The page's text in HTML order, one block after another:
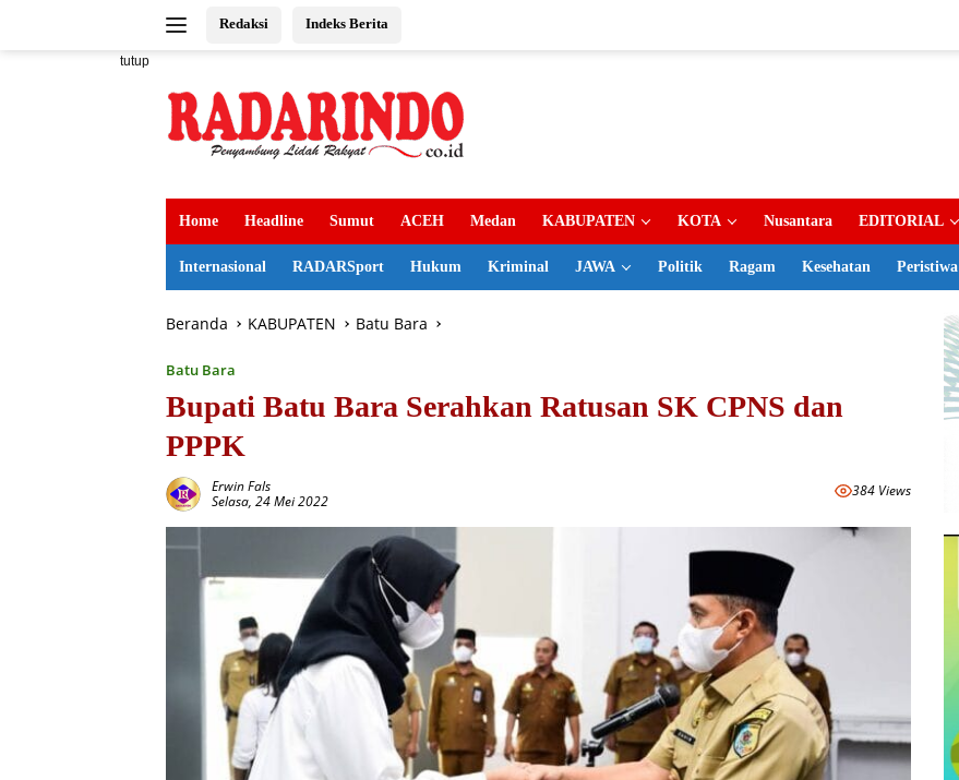
Redaksi Indeks Berita
tutup
Home Headline Sumut ACEH Medan KABUPATEN KOTA Nusantara EDITORIAL
Internasional RADARSport Hukum Kriminal JAWA Politik Ragam Kesehatan Peristiwa
Beranda KABUPATEN Batu Bara
Batu Bara
Bupati Batu Bara Serahkan Ratusan SK CPNS dan
PPPK
Erwin Fals
Selasa, 24 Mei 2022
384 Views